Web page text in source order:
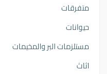
متفرقات
حيوانات
مستلزمات البر والمخيمات
اثاث